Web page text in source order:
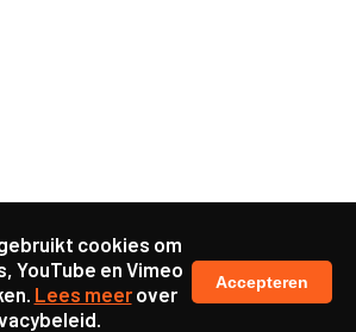
cookies om
YouTube en Vimeo
Lees meerover
Accepteren